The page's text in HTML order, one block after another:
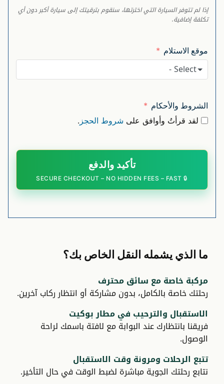
إذا لم تتوفر السيارة التي اخترتها، سنقوم بترقيتك إلى سيارة أكبر دون أي
تكلفة إضافية.
موقع الاستلام
- Select -
الشروط والأحكام
لقد قرأتُ وأوافق على شروط الحجز .
تأكيد والدفع
ما الذي يشمله النقل الخاص بك؟
مركبة خاصة مع سائق محترف
رحلتك خاصة بالكامل، بدون مشاركة أو انتظار ركاب آخرين.
الاستقبال والترحيب في مطار بوكيت
فريقنا بانتظارك عند البوابة مع لافتة باسمك لراحة
الوصول.
تتبع الرحلات ومرونة وقت الاستقبال
نتابع رحلتك الجوية مباشرة لضبط الوقت في حال التأخير.